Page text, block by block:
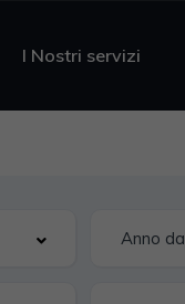
I Nostri servizi